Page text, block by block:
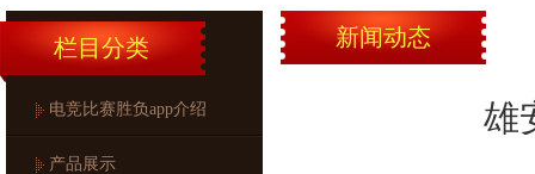
栏目分类
电竞比赛胜负app介绍
产品展示
新闻动态
雄